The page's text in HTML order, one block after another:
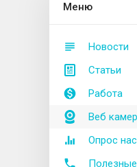
Меню
Новости
Статьи
Работа
Веб
Опрос